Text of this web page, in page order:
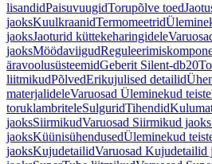
lisandidPaisuvuugidTorupõlve toed
jaoksKuulkraanidTermomeetrid
jaoksJaoturid küttekeharingidele
jaoksMöödaviigud
äravoolusüsteemidGeberit Silent-db20
liitmikudPõlvedErikujulised detailid
materjalideleVaruosad Üleminekud
toruklambriteleSulguridTihendid
jaoksSiirmikudVaruosad Siirmikud jaoks
jaoksKüünisühendusedÜleminekud
jaoksKujudetailidVaruosad Kujudetailid